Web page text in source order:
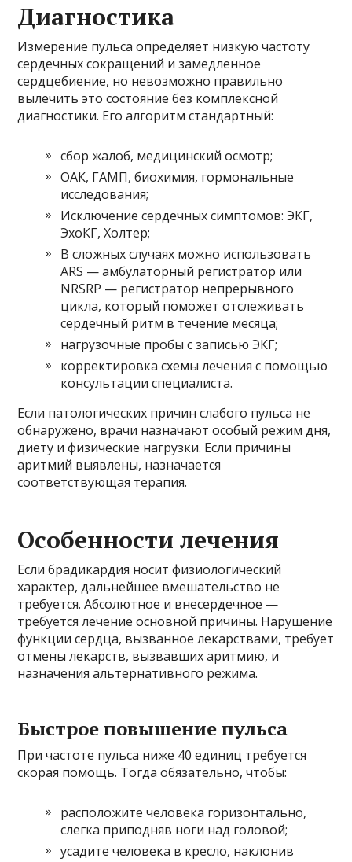
Диагностика
Измерение пульса определяет низкую частоту
сердечных сокращений и замедленное
сердцебиение, но невозможно правильно
вылечить это состояние без комплексной
диагностики. Его алгоритм стандартный:
сбор жалоб, медицинский осмотр;
ОАК, ГАМП, биохимия, гормональные
исследования;
Исключение сердечных симптомов: ЭКГ,
ЭхоКГ, Холтер;
В сложных случаях можно использовать
ARS — амбулаторный регистратор или
NRSRP — регистратор непрерывного
цикла, который поможет отслеживать
сердечный ритм в течение месяца;
нагрузочные пробы с записью ЭКГ;
корректировка схемы лечения с помощью
консультации специалиста.
Если патологических причин слабого пульса не
обнаружено, врачи назначают особый режим дня,
диету и физические нагрузки. Если причины
аритмий выявлены, назначается
соответствующая терапия.
Особенности лечения
Если брадикардия носит физиологический
характер, дальнейшее вмешательство не
требуется. Абсолютное и внесердечное —
требуется лечение основной причины. Нарушение
функции сердца, вызванное лекарствами, требует
отмены лекарств, вызвавших аритмию, и
назначения альтернативного режима.
Быстрое повышение пульса
При частоте пульса ниже 40 единиц требуется
скорая помощь. Тогда обязательно, чтобы:
расположите человека горизонтально,
слегка приподняв ноги над головой;
усадите человека в кресло, наклонив